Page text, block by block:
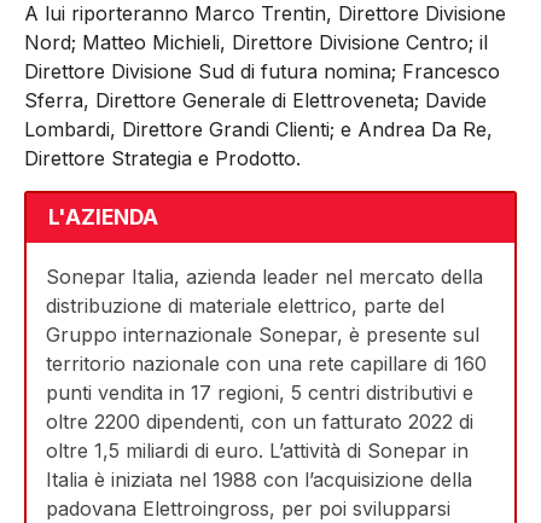
A lui riporteranno Marco Trentin, Direttore Divisione
Nord; Matteo Michieli, Direttore Divisione Centro; il
Direttore Divisione Sud di futura nomina; Francesco
Sferra, Direttore Generale di Elettroveneta; Davide
Lombardi, Direttore Grandi Clienti; e Andrea Da Re,
Direttore Strategia e Prodotto.
L'AZIENDA
Sonepar Italia, azienda leader nel mercato della
distribuzione di materiale elettrico, parte del
Gruppo internazionale Sonepar, è presente sul
territorio nazionale con una rete capillare di 160
punti vendita in 17 regioni, 5 centri distributivi e
oltre 2200 dipendenti, con un fatturato 2022 di
oltre 1,5 miliardi di euro. L’attività di Sonepar in
Italia è iniziata nel 1988 con l’acquisizione della
padovana Elettroingross, per poi svilupparsi